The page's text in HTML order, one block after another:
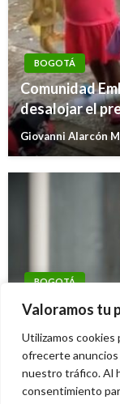
Valoramos tu
Utilizamos cookies
ofrecerte anuncios
nuestro tráfico. Al
consentimiento
BOGOTÁ
Comunidad
desalojar el
Giovanni Alarcón
BOGOTÁ
Cayó banda
Giovanni Alarcón